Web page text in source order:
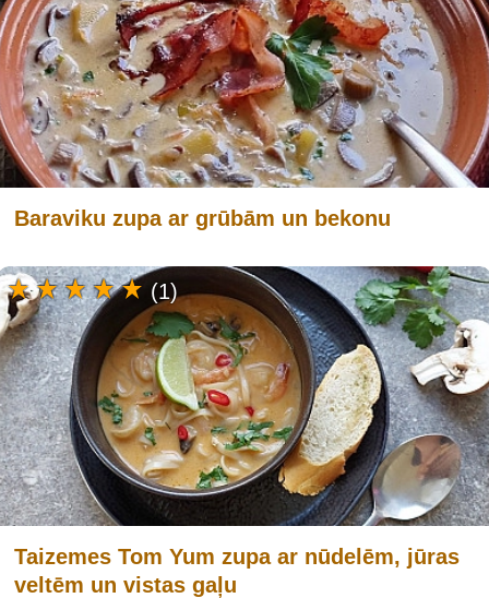
Baraviku zupa ar grūbām un bekonu
Taizemes Tom Yum zupa ar nūdelēm, jūras
veltēm un vistas gaļu
(1)